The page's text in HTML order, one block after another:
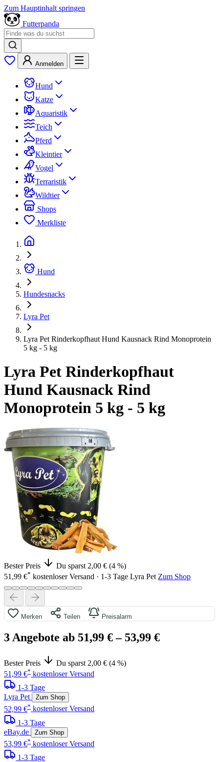
Zum Hauptinhalt springen
Futterpanda
Anmelden
Hund
Katze
Aquaristik
Teich
Pferd
Kleintier
Vogel
Terraristik
Wildtier
Shops
Merkliste
Hund
Hundesnacks
Lyra Pet
Lyra Pet Rinderkopfhaut Hund Kausnack Rind Monoprotein
5 kg - 5 kg
Lyra Pet Rinderkopfhaut
Hund Kausnack Rind
Monoprotein 5 kg - 5 kg
Bester Preis
Du sparst 2,00 € (4 %)
51,99 €* kostenloser Versand · 1-3 Tage Lyra Pet Zum Shop
Merken Teilen Preisalarm
3 Angebote ab 51,99 €– 53,99 €
Bester Preis
Du sparst 2,00 € (4 %)
51,99 €* kostenloser Versand
1-3 Tage
Lyra Pet
Zum Shop
52,99 €* kostenloser Versand
1-3 Tage
eBay.de
Zum Shop
53,99 €* kostenloser Versand
1-3 Tage